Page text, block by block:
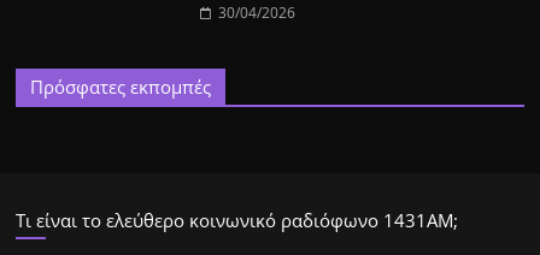
30/04/2026
Πρόσφατες εκπομπές
Τι είναι το ελεύθερο κοινωνικό ραδιόφωνο 1431ΑΜ;